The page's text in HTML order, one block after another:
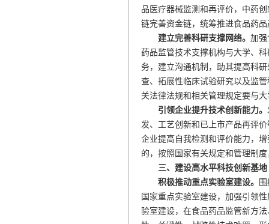
品医疗器械监测和再评价，中药
链完善资金链，统筹推进食品药
建立完善科研支撑网络。 加强
药品监管技术支撑机构与大学、
务，建立沟通机制，助其提高科
查、拓展性临床试验研究以及监
关法律法规和相关管理规定要与
引领企业提升技术创新能力。
发、工艺创新和已上市产品再评
企业提高自我检测和评价能力，
的，按照国家有关规定和管理制
三、建设高水平科技创新基地
积极推动重点实验室建设。
国家重点实验室建设，加强引领
验室建设，在食品药品监管新方